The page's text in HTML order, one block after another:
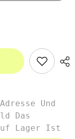
Und
Das
Lager Ist